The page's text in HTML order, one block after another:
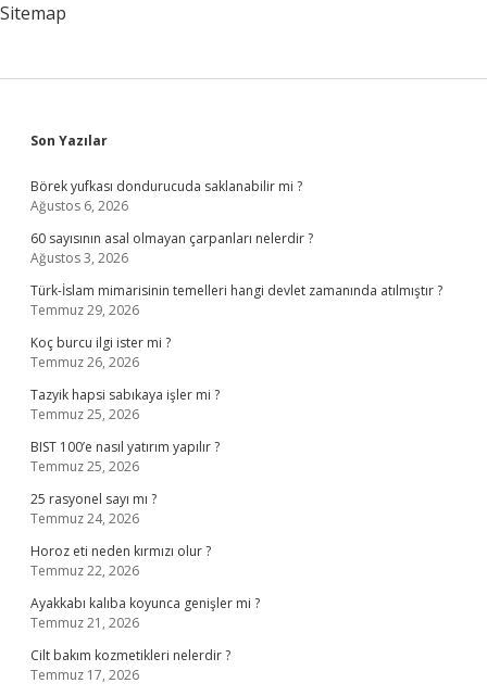
Sitemap
Sidebar
Son Yazılar
Börek yufkası dondurucuda saklanabilir mi ?
Ağustos 6, 2026
60 sayısının asal olmayan çarpanları nelerdir ?
Ağustos 3, 2026
Türk-İslam mimarisinin temelleri hangi devlet zamanında atılmıştır ?
Temmuz 29, 2026
Koç burcu ilgi ister mi ?
Temmuz 26, 2026
Tazyik hapsi sabıkaya işler mi ?
Temmuz 25, 2026
BIST 100’e nasıl yatırım yapılır ?
Temmuz 25, 2026
25 rasyonel sayı mı ?
Temmuz 24, 2026
Horoz eti neden kırmızı olur ?
Temmuz 22, 2026
Ayakkabı kalıba koyunca genişler mi ?
Temmuz 21, 2026
Cilt bakım kozmetikleri nelerdir ?
Temmuz 17, 2026